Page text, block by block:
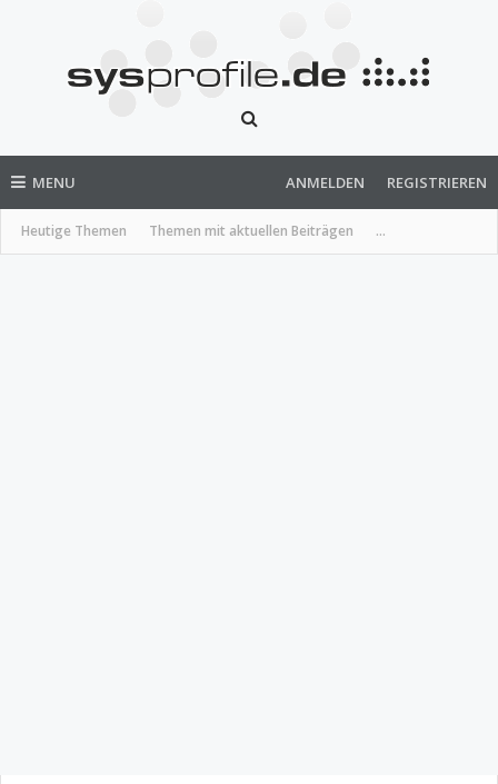
MENU
Heutige Themen Themen mit aktuellen Beiträgen ...
ANMELDEN REGISTRIEREN